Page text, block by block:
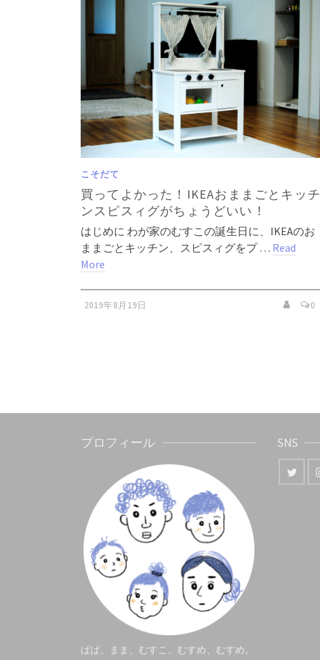
こそだて
買ってよかった！IKEAおままごとキッチ
ンスピスィグがちょうどいい！
はじめに わが家のむすこの誕生日に、IKEAのお
ままごとキッチン、スピスィグをプ … Read
More
2019年8月19日 0
ナ
ビ
シ
ョ
ン
プロフィール
ぱぱ、まま、むすこ、むすめ、むすめ。
SNS